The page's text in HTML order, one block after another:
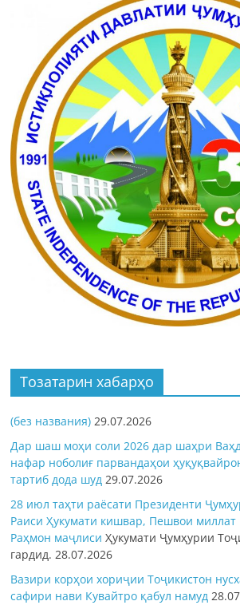
Тозатарин хабарҳо
(без названия) 29.07.2026
Дар шаш моҳи соли 2026 дар шаҳри
нафар ноболиғ парвандаҳои
тартиб дода шуд 29.07.2026
28 июл таҳти раёсати Президенти
Раиси Ҳукумати кишвар, Пешвои
Раҳмон маҷлисиҲукумати Ҷумҳурии
гардид.28.07.2026
Вазири корҳои хориҷии Тоҷикистон
сафири нави Кувайтро қабул намуд